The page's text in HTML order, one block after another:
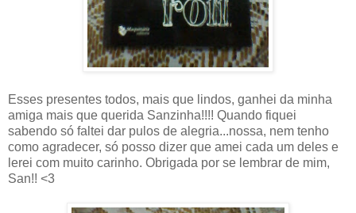
Esses presentes todos, mais que lindos, ganhei da minha
amiga mais que querida Sanzinha!!!! Quando fiquei
sabendo só faltei dar pulos de alegria...nossa, nem tenho
como agradecer, só posso dizer que amei cada um deles e
lerei com muito carinho. Obrigada por se lembrar de mim,
San!! <3